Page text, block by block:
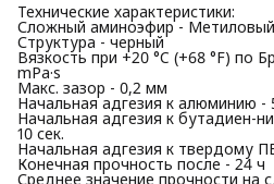
Технические характеристики:
Сложный аминоэфир -
Структура - черный
Вязкость при +20 °C (+68 °F) по
mPa·s
Макс. зазор - 0,2 мм
Начальная адгезия к алюминию -
Начальная адгезия к бутадиен-
10 сек.
Начальная адгезия к твердому
Конечная прочность после - 24 ч
Среднее значение прочности на